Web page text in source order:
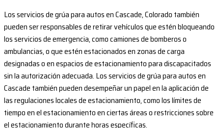
Los servicios de grúa para autos en Cascade, Colorado también
pueden ser responsables de retirar vehículos que estén bloqueando
los servicios de emergencia, como camiones de bomberos o
ambulancias, o que estén estacionados en zonas de carga
designadas o en espacios de estacionamiento para discapacitados
sin la autorización adecuada. Los servicios de grúa para autos en
Cascade también pueden desempeñar un papel en la aplicación de
las regulaciones locales de estacionamiento, como los límites de
tiempo en el estacionamiento en ciertas áreas o restricciones sobre
el estacionamiento durante horas específicas.